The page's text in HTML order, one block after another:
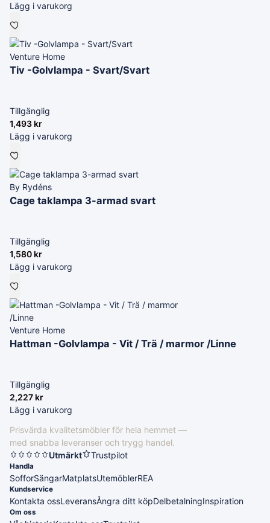
Lägg i varukorg
Venture Home
Tiv -Golvlampa - Svart/Svart
Tillgänglig
1,493 kr
Lägg i varukorg
By Rydéns
Cage taklampa 3-armad svart
Tillgänglig
1,580 kr
Lägg i varukorg
Venture Home
Hattman -Golvlampa - Vit / Trä / marmor /Linne
Tillgänglig
2,227 kr
Lägg i varukorg
Prisvärda kvalitetsmöbler för hela hemmet —
med snabba leveranser och trygg handel.
Utmärkt
Trustpilot
Handla
SofforSängarMatplatsUtemöblerREA
Kundservice
Kontakta ossLeveransÅngra ditt köpDelbetalningInspiration
Om oss